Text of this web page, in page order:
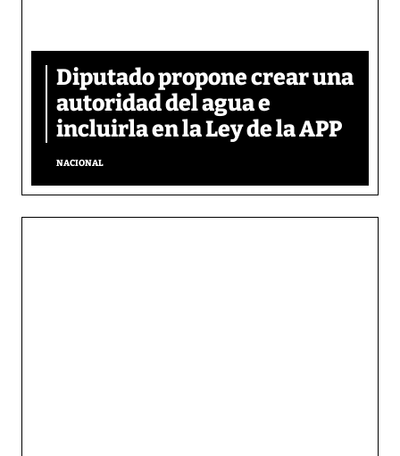
Diputado propone crear una
autoridad del agua e
incluirla en la Ley de la APP
NACIONAL